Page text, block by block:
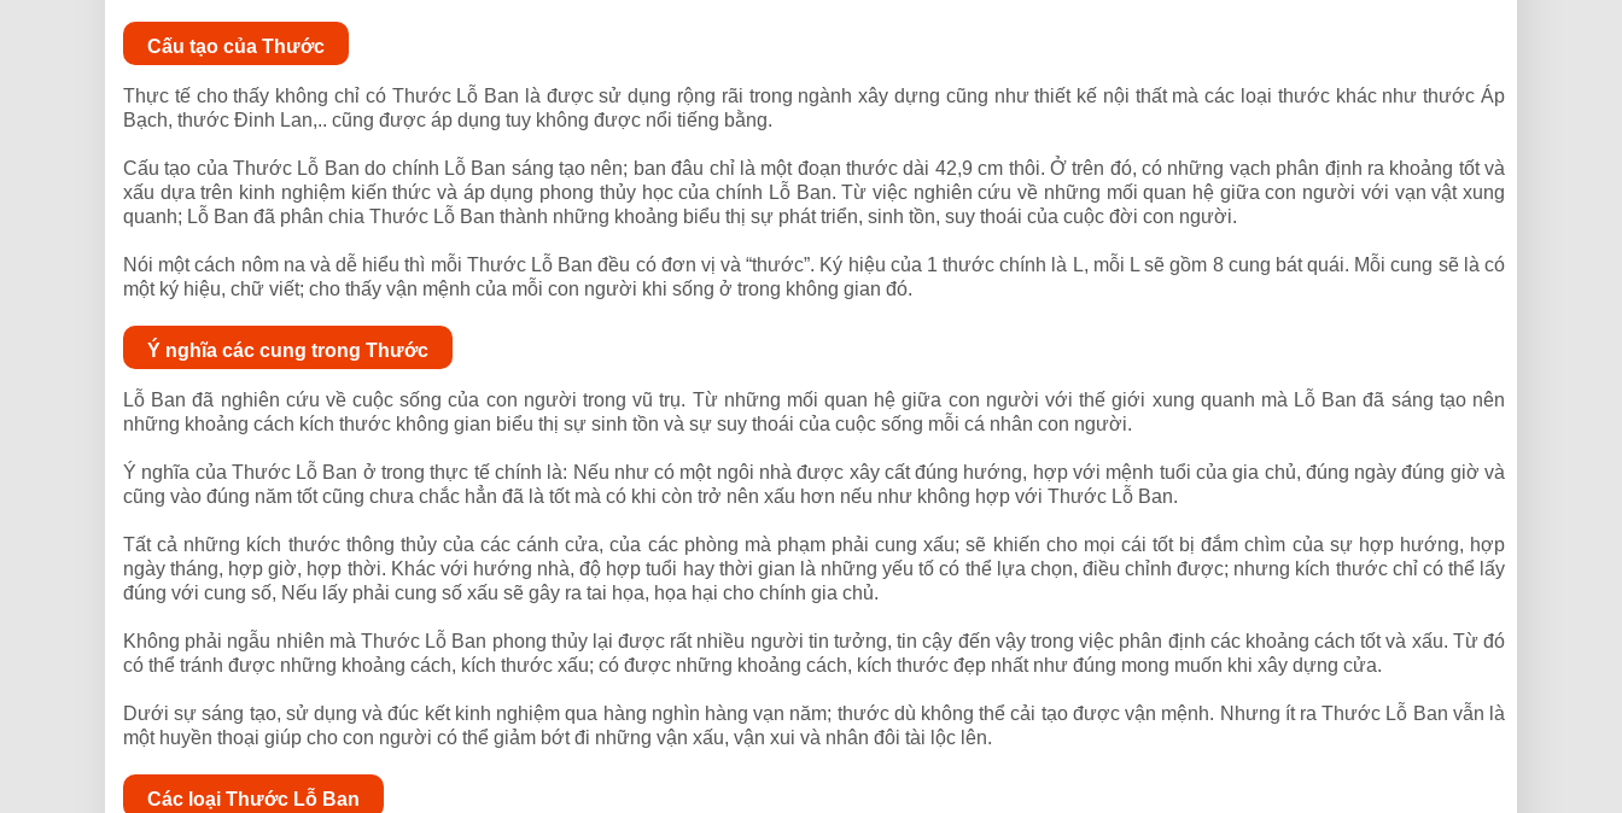
Cấu tạo của Thước
Thực tế cho thấy không chỉ có Thước Lỗ Ban là được sử dụng rộng rãi trong ngành xây dựng cũng như thiết kế nội thất mà các loại thước khác như thước Áp
Bạch, thước Đinh Lan,.. cũng được áp dụng tuy không được nổi tiếng bằng.
Cấu tạo của Thước Lỗ Ban do chính Lỗ Ban sáng tạo nên; ban đâu chỉ là một đoạn thước dài 42,9 cm thôi. Ở trên đó, có những vạch phân định ra khoảng tốt và
xấu dựa trên kinh nghiệm kiến thức và áp dụng phong thủy học của chính Lỗ Ban. Từ việc nghiên cứu về những mối quan hệ giữa con người với vạn vật xung
quanh; Lỗ Ban đã phân chia Thước Lỗ Ban thành những khoảng biểu thị sự phát triển, sinh tồn, suy thoái của cuộc đời con người.
Nói một cách nôm na và dễ hiểu thì mỗi Thước Lỗ Ban đều có đơn vị và “thước”. Ký hiệu của 1 thước chính là L, mỗi L sẽ gồm 8 cung bát quái. Mỗi cung sẽ là có
một ký hiệu, chữ viết; cho thấy vận mệnh của mỗi con người khi sống ở trong không gian đó.
Ý nghĩa các cung trong Thước
Lỗ Ban đã nghiên cứu về cuộc sống của con người trong vũ trụ. Từ những mối quan hệ giữa con người với thế giới xung quanh mà Lỗ Ban đã sáng tạo nên
những khoảng cách kích thước không gian biểu thị sự sinh tồn và sự suy thoái của cuộc sống mỗi cá nhân con người.
Ý nghĩa của Thước Lỗ Ban ở trong thực tế chính là: Nếu như có một ngôi nhà được xây cất đúng hướng, hợp với mệnh tuổi của gia chủ, đúng ngày đúng giờ và
cũng vào đúng năm tốt cũng chưa chắc hẳn đã là tốt mà có khi còn trở nên xấu hơn nếu như không hợp với Thước Lỗ Ban.
Tất cả những kích thước thông thủy của các cánh cửa, của các phòng mà phạm phải cung xấu; sẽ khiến cho mọi cái tốt bị đắm chìm của sự hợp hướng, hợp
ngày tháng, hợp giờ, hợp thời. Khác với hướng nhà, độ hợp tuổi hay thời gian là những yếu tố có thể lựa chọn, điều chỉnh được; nhưng kích thước chỉ có thể lấy
đúng với cung số, Nếu lấy phải cung số xấu sẽ gây ra tai họa, họa hại cho chính gia chủ.
Không phải ngẫu nhiên mà Thước Lỗ Ban phong thủy lại được rất nhiều người tin tưởng, tin cậy đến vậy trong việc phân định các khoảng cách tốt và xấu. Từ đó
có thể tránh được những khoảng cách, kích thước xấu; có được những khoảng cách, kích thước đẹp nhất như đúng mong muốn khi xây dựng cửa.
Dưới sự sáng tạo, sử dụng và đúc kết kinh nghiệm qua hàng nghìn hàng vạn năm; thước dù không thể cải tạo được vận mệnh. Nhưng ít ra Thước Lỗ Ban vẫn là
một huyền thoại giúp cho con người có thể giảm bớt đi những vận xấu, vận xui và nhân đôi tài lộc lên.
Các loại Thước Lỗ Ban